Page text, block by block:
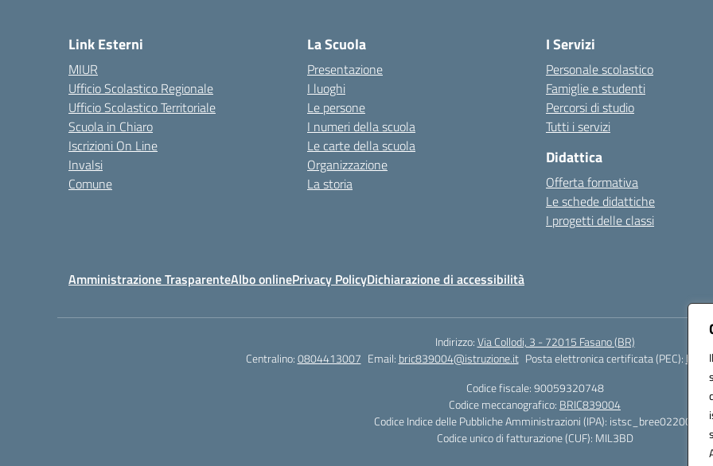
Link Esterni
MIUR
Ufficio Scolastico Regionale
Ufficio Scolastico Territoriale
Scuola in Chiaro
Iscrizioni On Line
Invalsi
Comune
La Scuola
Presentazione
I luoghi
Le persone
I numeri della scuola
Le carte della scuola
Organizzazione
La storia
I Servizi
Personale scolastico
Famiglie e studenti
Percorsi di studio
Tutti i servizi
Didattica
Offerta formativa
Le schede didattiche
I progetti delle classi
Amministrazione TrasparenteAlbo onlinePrivacy PolicyDichiarazione di accessibilità
Indirizzo:Via Collodi, 3 - 72015 Fasano (BR)
Centralino:0804413007 Email: bric839004@istruzione.it Posta elettronica certificata (PEC):
Codice fiscale: 90059320748
Codice meccanografico: BRIC839004
Codice Indice delle Pubbliche Amministrazioni (IPA): istsc_bree02200r
Codice unico di fatturazione (CUF): MIL3BD